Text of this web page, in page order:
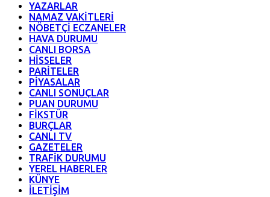
YAZARLAR
NAMAZ VAKİTLERİ
NÖBETÇİ ECZANELER
HAVA DURUMU
CANLI BORSA
HİSSELER
PARİTELER
PİYASALAR
CANLI SONUÇLAR
PUAN DURUMU
FİKSTÜR
BURÇLAR
CANLI TV
GAZETELER
TRAFİK DURUMU
YEREL HABERLER
KÜNYE
İLETİŞİM